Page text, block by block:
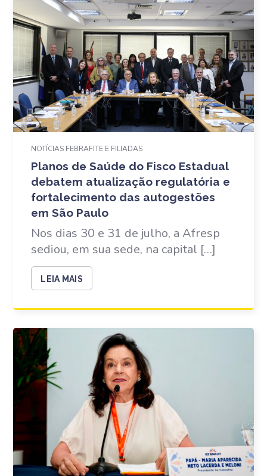
NOTÍCIAS FEBRAFITE E FILIADAS
Planos de Saúde do Fisco Estadual
debatem atualização regulatória e
fortalecimento das autogestões
em São Paulo
Nos dias 30 e 31 de julho, a Afresp
sediou, em sua sede, na capital […]
LEIA MAIS